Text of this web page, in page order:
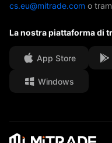
I nostri premi
Centro media
Opportunità di carriera
Documenti legali
Centro assistenza
FAQ
cs.eu@mitrade.com o
La nostra piattaforma di
App Store
Windows